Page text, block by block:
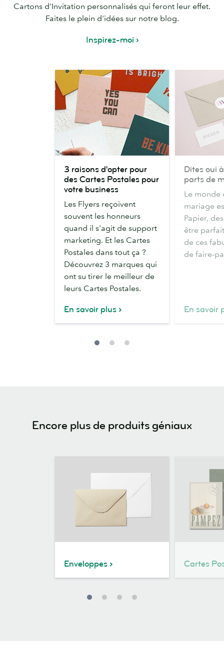
Cartons d'Invitation personnalisés qui feront leur effet.
Faites le plein d'idées sur notre blog.
Inspirez-moi
raisons
d'opter
des
Cartes
Postales
pour
votre
business
3 raisons d'opter pour
des Cartes Postales pour
votre business
Les Flyers reçoivent
souvent les honneurs
quand il s'agit de support
marketing. Et les Cartes
Postales dans tout ça ?
Découvrez 3 marques qui
ont su tirer le meilleur de
leurs Cartes Postales.
En savoir plus
oui
ces
faire-
parts
mariage
Dites oui
parts de
Le monde
mariage
Papier,
être
de ces
de faire-
En savoir
Encore plus de produits géniaux
Enveloppes Cartes